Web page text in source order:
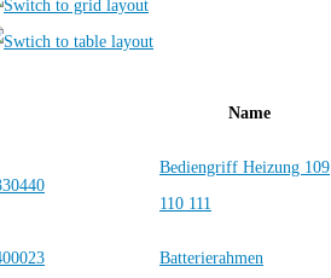
Name
Bediengriff Heizung 109
110 111
Batterierahmen